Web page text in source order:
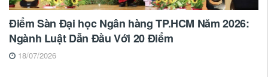
Điểm Sàn Đại học Ngân hàng TP.HCM Năm 2026:
Ngành Luật Dẫn Đầu Với 20 Điểm
18/07/2026